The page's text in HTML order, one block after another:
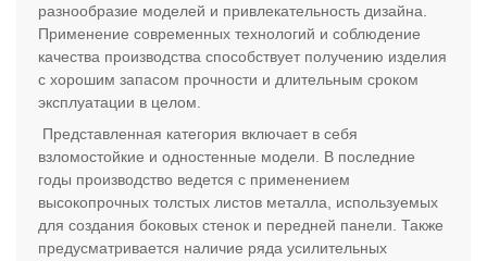
разнообразие моделей и привлекательность дизайна.
Применение современных технологий и соблюдение
качества производства способствует получению изделия
с хорошим запасом прочности и длительным сроком
эксплуатации в целом.
Представленная категория включает в себя
взломостойкие и одностенные модели. В последние
годы производство ведется с применением
высокопрочных толстых листов металла, используемых
для создания боковых стенок и передней панели. Также
предусматривается наличие ряда усилительных